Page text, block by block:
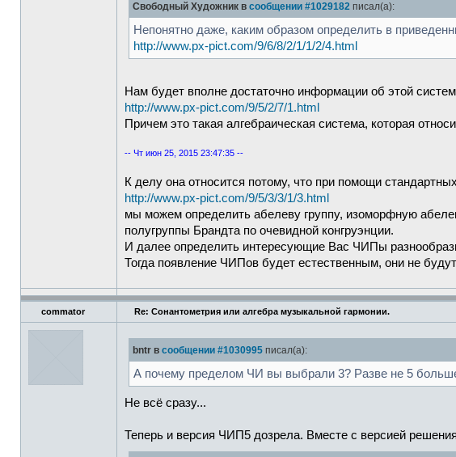
Свободный Художник в сообщении #1029182 писал(а):
Непонятно даже, каким образом определить в
http://www.px-pict.com/9/6/8/2/1/1/2/4.html
Нам будет вполне достаточно информации об этой
http://www.px-pict.com/9/5/2/7/1.html
Причем это такая алгебраическая система, которая
-- Чт июн 25, 2015 23:47:35 --
К делу она относится потому, что при помощи стандартных
http://www.px-pict.com/9/5/3/3/1/3.html
мы можем определить абелеву группу, изоморфную
полугруппы Брандта по очевидной конгруэнции.
И далее определить интересующие Вас ЧИПы
Тогда появление ЧИПов будет естественным, они не
commator Re: Сонантометрия или алгебра музыкальной гармонии.
bntr в сообщении #1030995 писал(а):
А почему пределом ЧИ вы выбрали 3? Разве не 5
Не всё сразу...
Теперь и версия ЧИП5 дозрела. Вместе с версией